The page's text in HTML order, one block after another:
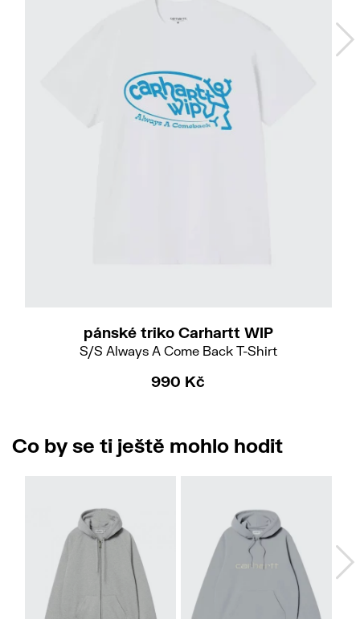
pánské triko Carhartt WIP
S/S Always A Come Back T-Shirt
990 Kč
Co by se ti ještě mohlo hodit